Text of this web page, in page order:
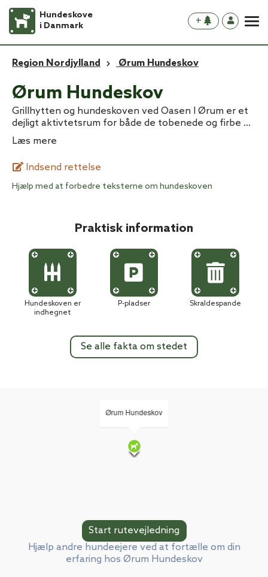
Hundeskove
i Danmark
+
Region Nordjylland Ørum Hundeskov
Ørum Hundeskov
Grillhytten og hundeskoven ved Oasen I Ørum er et
dejligt aktivtetsrum for både de tobenede og firbe ...
Læs mere
Indsend rettelse
Hjælp med at forbedre teksterne om hundeskoven
Praktisk information
Hundeskoven er
indhegnet
P-pladser Skraldespande
Se alle fakta om stedet
Ørum Hundeskov
Hjælp andre hundeejere ved at fortælle om din
erfaring hos Ørum Hundeskov